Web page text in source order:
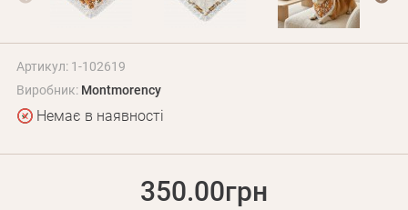
Артикул: 1-102619
Виробник: Montmorency
Немає в наявності
350.00грн